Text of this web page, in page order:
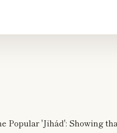
Popular 'Jihád': Showing